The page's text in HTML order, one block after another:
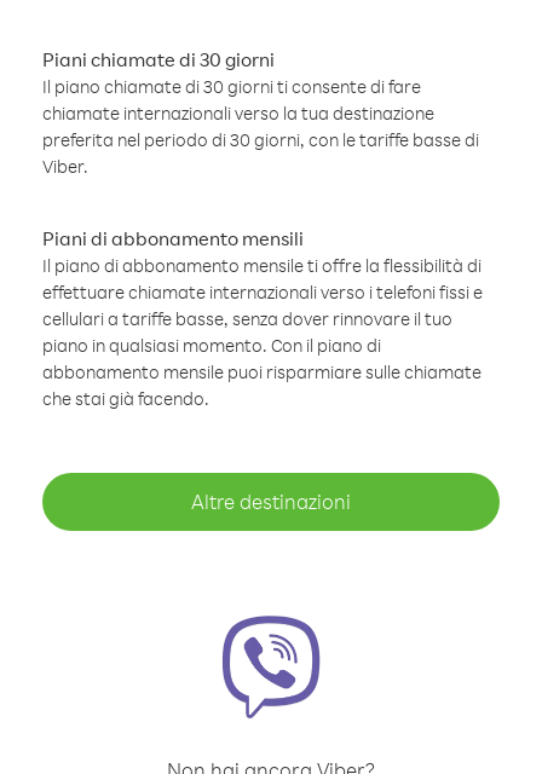
Piani chiamate di 30 giorni
Il piano chiamate di 30 giorni ti consente di fare
chiamate internazionali verso la tua destinazione
preferita nel periodo di 30 giorni, con le tariffe basse di
Viber.
Piani di abbonamento mensili
Il piano di abbonamento mensile ti offre la flessibilità di
effettuare chiamate internazionali verso i telefoni fissi e
cellulari a tariffe basse, senza dover rinnovare il tuo
piano in qualsiasi momento. Con il piano di
abbonamento mensile puoi risparmiare sulle chiamate
che stai già facendo.
Altre destinazioni